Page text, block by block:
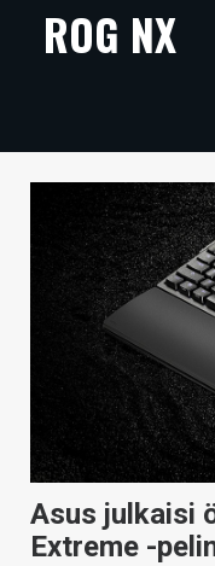
ARTIKKELIT
TECHBBS
HINTA.FI
KAUPPA
VAIHDA TEEMA
HAKU
ROG NX
Asus julkaisi
Extreme -